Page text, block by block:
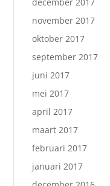
november 2017
oktober 2017
september 2017
juni 2017
mei 2017
april 2017
maart 2017
februari 2017
januari 2017